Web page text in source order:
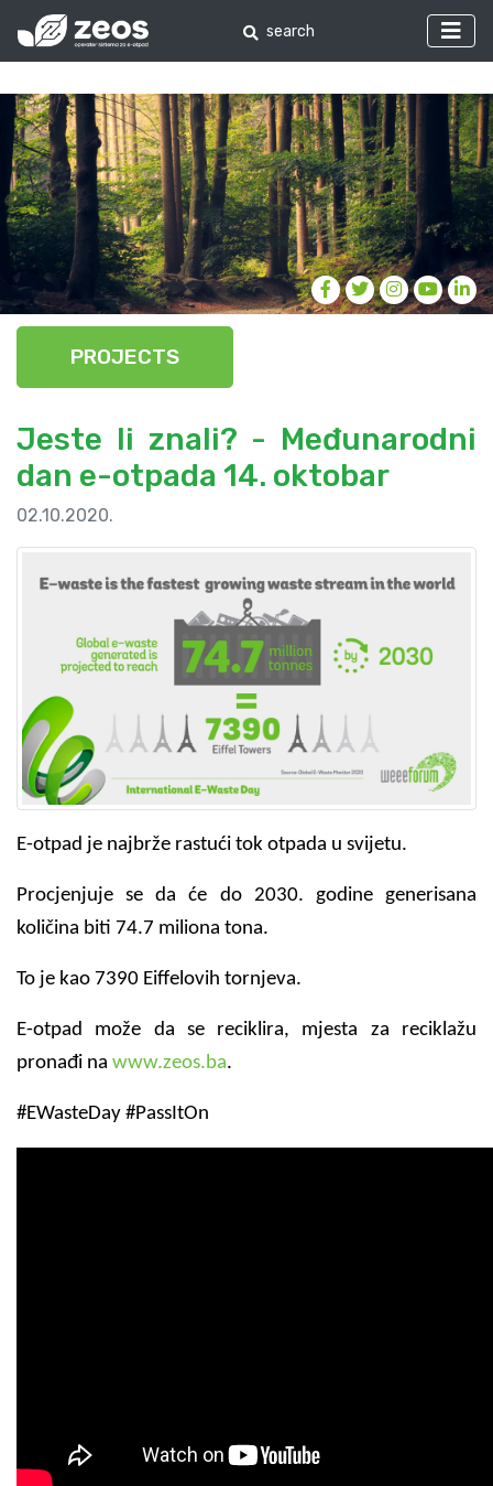
PROJECTS
Jeste li znali? - Međunarodni
dan e-otpada 14. oktobar
02.10.2020.
E-otpad je najbrže rastući tok otpada u svijetu.
Procjenjuje se da će do 2030. godine generisana
količina biti 74.7 miliona tona.
To je kao 7390 Eiffelovih tornjeva.
E-otpad može da se reciklira, mjesta za reciklažu
pronađi na www.zeos.ba.
#EWasteDay #PassItOn